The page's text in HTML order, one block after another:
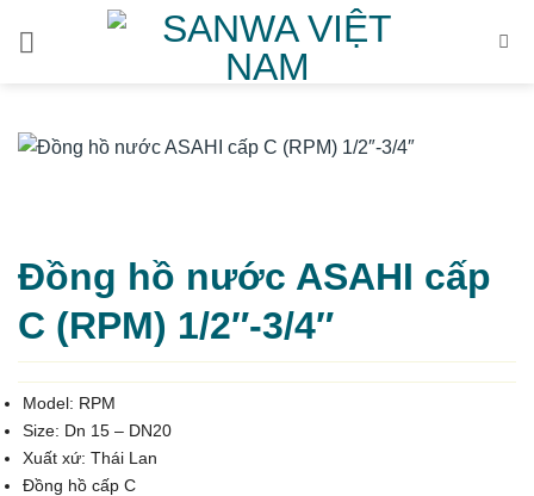
Đồng hồ nước ASAHI cấp
C (RPM) 1/2″-3/4″
Model: RPM
Size: Dn 15 – DN20
Xuất xứ: Thái Lan
Đồng hồ cấp C